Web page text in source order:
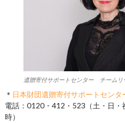
遺贈寄付サポートセンター チーム
＊ 日本財団遺贈寄付サポートセンタ
電話：0120・412・523（土・日・
時）